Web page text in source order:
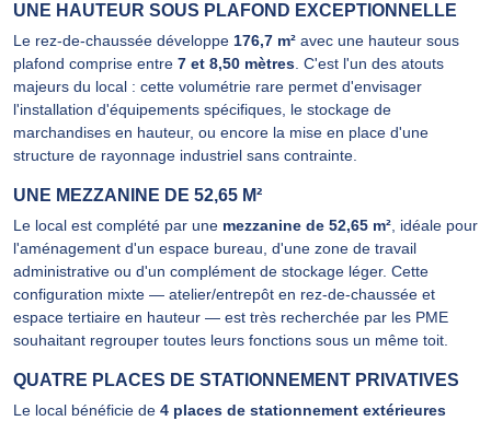
UNE HAUTEUR SOUS PLAFOND EXCEPTIONNELLE
Le rez-de-chaussée développe 176,7 m² avec une hauteur sous
plafond comprise entre 7 et 8,50 mètres . C'est l'un des atouts
majeurs du local : cette volumétrie rare permet d'envisager
l'installation d'équipements spécifiques, le stockage de
marchandises en hauteur, ou encore la mise en place d'une
structure de rayonnage industriel sans contrainte.
UNE MEZZANINE DE 52,65 M²
Le local est complété par une mezzanine de 52,65 m² , idéale pour
l'aménagement d'un espace bureau, d'une zone de travail
administrative ou d'un complément de stockage léger. Cette
configuration mixte — atelier/entrepôt en rez-de-chaussée et
espace tertiaire en hauteur — est très recherchée par les PME
souhaitant regrouper toutes leurs fonctions sous un même toit.
QUATRE PLACES DE STATIONNEMENT PRIVATIVES
Le local bénéficie de 4 places de stationnement extérieures